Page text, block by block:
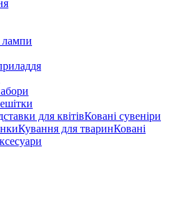
лампи
для квітівКовані сувеніри
Кування для тваринКовані